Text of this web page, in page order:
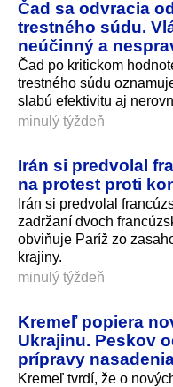
Čad sa odvracia
trestného súdu.
neúčinný a
Čad po kritickom
trestného súdu
slabú efektivitu aj
minulý týždeň
Irán si predvolal
na protest proti
Irán si predvolal
zadržaní dvoch
obviňuje Paríž zo
krajiny.
minulý týždeň
Kremeľ popiera
Ukrajinu. Peskov
prípravy
Kremeľ tvrdí, že o